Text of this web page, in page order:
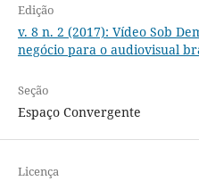
Edição
v. 8 n. 2 (2017): Vídeo Sob
negócio para o audiovisual
Seção
Espaço Convergente
Licença